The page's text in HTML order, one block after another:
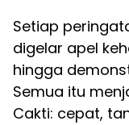
Setiap
digelar apel
hingga
Semua itu
Cakti: cepat,